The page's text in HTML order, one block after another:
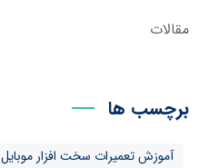
مقالات
برچسب ها
آموزش تعمیرات سخت افزار موبایل